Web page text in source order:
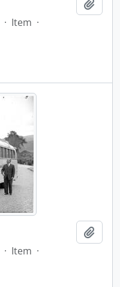
· Item ·
· Item ·